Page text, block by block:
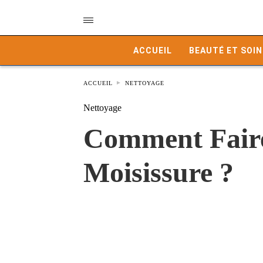
ACCUEIL BEAUTÉ ET SOIN
ACCUEIL NETTOYAGE
Nettoyage
Comment
Moisissure ?